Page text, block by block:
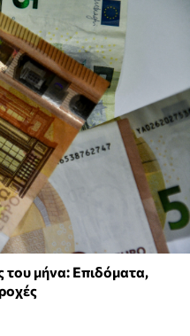
μήνα: Επιδόματα,